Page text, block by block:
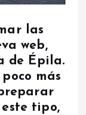
las
web,
de Épila.
más
tipo,